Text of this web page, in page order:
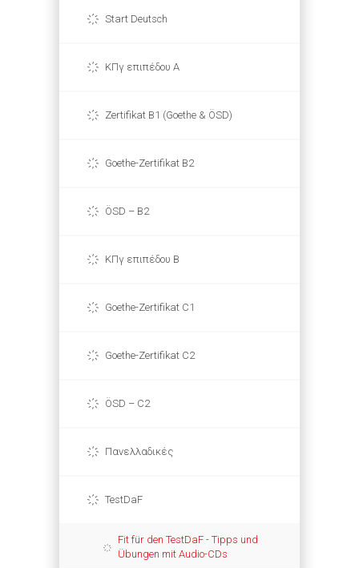
Start Deutsch
ΚΠγ επιπέδου Α
Zertifikat B1 (Goethe & ÖSD)
Goethe-Zertifikat B2
ÖSD – B2
ΚΠγ επιπέδου Β
Goethe-Zertifikat C1
Goethe-Zertifikat C2
ÖSD – C2
Πανελλαδικές
TestDaF
Fit für den TestDaF - Tipps und
Übungen mit Audio-CDs